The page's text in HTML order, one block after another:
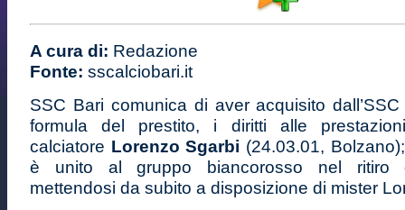
A cura di: Redazione
Fonte: sscalciobari.it
SSC Bari comunica di aver acquisito
formula del prestito, i diritti alle
calciatore Lorenzo Sgarbi (24.03.01,
è unito al gruppo biancorosso nel ritiro
mettendosi da subito a disposizione di mister